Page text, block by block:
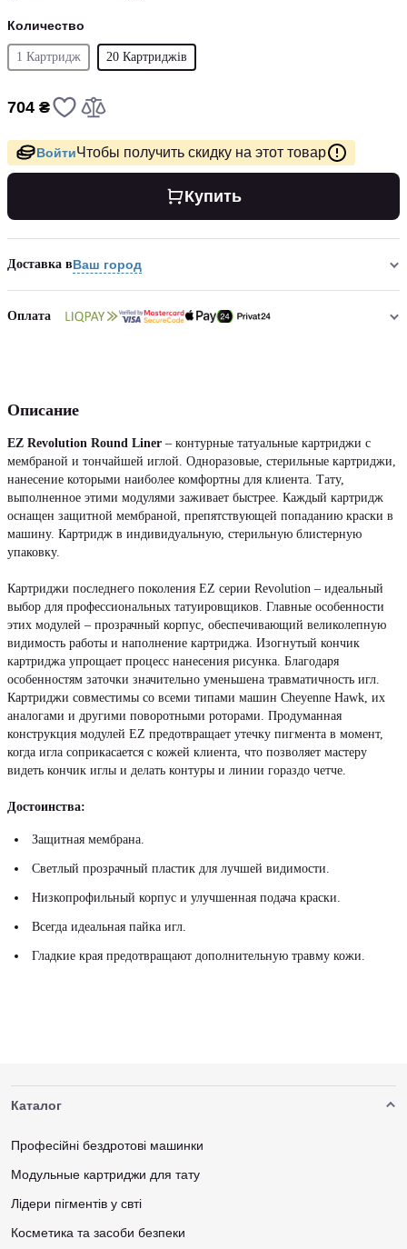
Количество
1 Картридж 20 Картриджів
704 ₴
ВойтиЧтобы получить скидку на этот товар
Купить
Доставка вВаш город
Оплата
Описание
EZ Revolution Round Liner – контурные татуальные картриджи с
мембраной и тончайшей иглой. Одноразовые, стерильные картриджи,
нанесение которыми наиболее комфортны для клиента. Тату,
выполненное этими модулями заживает быстрее. Каждый картридж
оснащен защитной мембраной, препятствующей попаданию краски в
машину. Картридж в индивидуальную, стерильную блистерную
упаковку.
Картриджи последнего поколения EZ серии Revolution – идеальный
выбор для профессиональных татуировщиков. Главные особенности
этих модулей – прозрачный корпус, обеспечивающий великолепную
видимость работы и наполнение картриджа. Изогнутый кончик
картриджа упрощает процесс нанесения рисунка. Благодаря
особенностям заточки значительно уменьшена травматичность игл.
Картриджи совместимы со всеми типами машин Cheyenne Hawk, их
аналогами и другими поворотными роторами. Продуманная
конструкция модулей EZ предотвращает утечку пигмента в момент,
когда игла соприкасается с кожей клиента, что позволяет мастеру
видеть кончик иглы и делать контуры и линии гораздо четче.
Достоинства:
Защитная мембрана.
Светлый прозрачный пластик для лучшей видимости.
Низкопрофильный корпус и улучшенная подача краски.
Всегда идеальная пайка игл.
Гладкие края предотвращают дополнительную травму кожи.
Каталог
Професійні бездротові машинки
Модульные картриджи для тату
Лідери пігментів у свті
Косметика та засоби безпеки